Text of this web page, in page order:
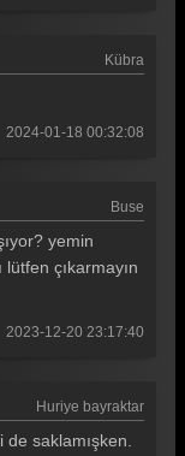
Kübra
2024-01-18 00:32:08
Buse
yemin
çıkarmayın
2023-12-20 23:17:40
Huriye bayraktar
de saklamışken.